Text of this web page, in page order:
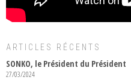
ARTICLES RÉCENTS
SONKO, le Président du Président
27/03/2024